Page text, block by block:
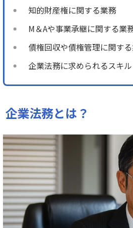
知的財産権に関する業務
M＆Aや事業承継に関する業
債権回収や債権管理に関す
企業法務に求められるスキル
企業法務とは？